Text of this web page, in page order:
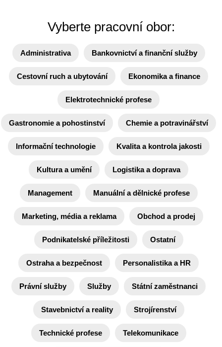
Vyberte pracovní obor:
Administrativa Bankovnictví a finanční služby
Cestovní ruch a ubytování Ekonomika a finance
Elektrotechnické profese
Gastronomie a pohostinství Chemie a potravinářství
Informační technologie Kvalita a kontrola jakosti
Kultura a umění Logistika a doprava
Management Manuální a dělnické profese
Marketing, média a reklama Obchod a prodej
Podnikatelské příležitosti Ostatní
Ostraha a bezpečnost Personalistika a HR
Právní služby Služby Státní zaměstnanci
Stavebnictví a reality Strojírenství
Technické profese Telekomunikace